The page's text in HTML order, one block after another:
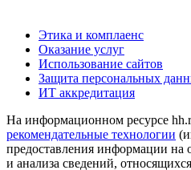
Этика и комплаенс
Оказание услуг
Использование сайтов
Защита персональных
ИТ аккредитация
На информационном ресурсе
рекомендательные технологии
предоставления информации на
и анализа сведений,